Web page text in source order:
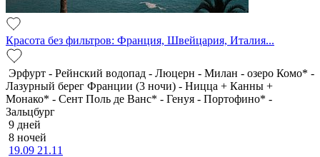
Красота без фильтров: Франция, Швейцария, Италия...
Эрфурт - Рейнский водопад - Люцерн - Милан - озеро Комо* -
Лазурный берег Франции (3 ночи) - Ницца + Канны +
Монако* - Сент Поль де Ванс* - Генуя - Портофино* -
Зальцбург
9 дней
8 ночей
19.09 21.11